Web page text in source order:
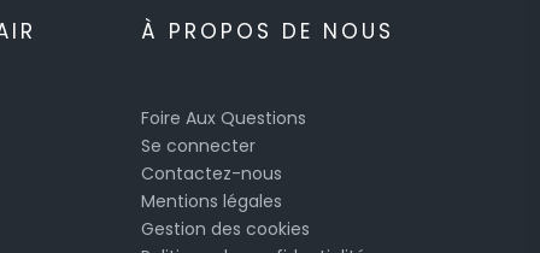
À PROPOS DE NOUS
Foire Aux Questions
Se connecter
Contactez-nous
Mentions légales
Gestion des cookies